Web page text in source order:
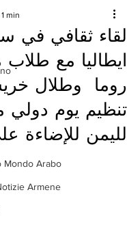
Mondo Arabo
Armene
لقاء ثقافي في
ايطاليا مع
روما وطلال
تنظيم يوم
لليمن للإضاءة
min